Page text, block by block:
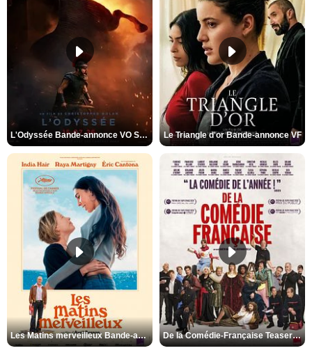
L'Odyssée Bande-annonce VO STFR Le Triangle d'or Bande-annonce VF
Les Matins merveilleux Bande-annonce VF De la Comédie-Française Teaser VF